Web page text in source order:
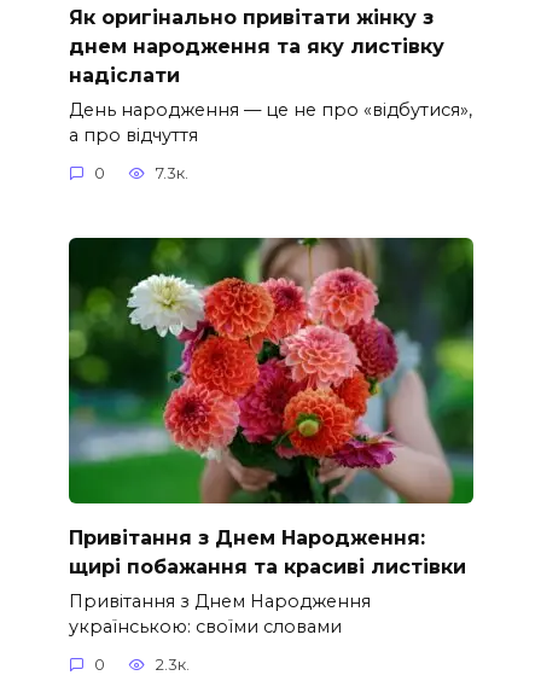
Як оригінально привітати жінку з
днем народження та яку листівку
надіслати
День народження — це не про «відбутися»,
а про відчуття
0 7.3к.
Привітання з Днем Народження:
щирі побажання та красиві листівки
Привітання з Днем Народження
українською: своїми словами
0 2.3к.